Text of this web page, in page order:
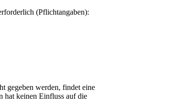
(Pflichtangaben):
gegeben werden, findet eine
hat keinen Einfluss auf die